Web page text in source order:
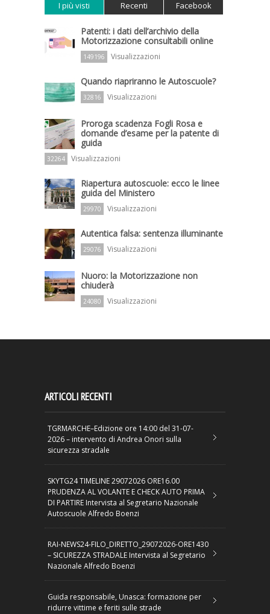
I più visti Recenti Facebook
Patenti: i dati dell’archivio della
Motorizzazione consultabili online
149196 Visualizzazioni
Quando riapriranno le Autoscuole?
32816 Visualizzazioni
Proroga scadenza Fogli Rosa e
domande d’esame per la patente di
guida
32264 Visualizzazioni
Riapertura autoscuole: ecco le linee
guida del Ministero
29970 Visualizzazioni
Autentica falsa: sentenza illuminante
29076 Visualizzazioni
Nuoro: la Motorizzazione non
chiuderà
24080 Visualizzazioni
ARTICOLI RECENTI
TGRMARCHE–Edizione ore 14:00 del 31-07-
2026 – intervento di Andrea Onori sulla
sicurezza stradale
SKYTG24 TIMELINE 29072026 ORE16.00
PRUDENZA AL VOLANTE E CHECK AUTO PRIMA
DI PARTIRE Intervista al Segretario Nazionale
Autoscuole Alfredo Boenzi
RAI-NEWS24-FILO_DIRETTO_29072026-ORE1430
– SICUREZZA STRADALE Intervista al Segretario
Nazionale Alfredo Boenzi
Guida responsabile, Unasca: formazione per
ridurre vittime e feriti sulle strade